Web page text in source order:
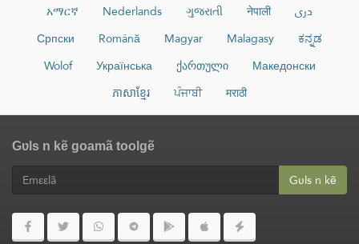
አማርኛ
Nederlands ગુજરાતી नेपाली
دری
Српски
Română Magyar Malagasy
ಕನ್ನಡ
Wolof
Українська ქართული
Македонски
ភាសាខ្មែរ
ਪੰਜਾਬੀ मराठी
Gʋls n kẽ goamã toolgẽ
Gʋls n kẽ